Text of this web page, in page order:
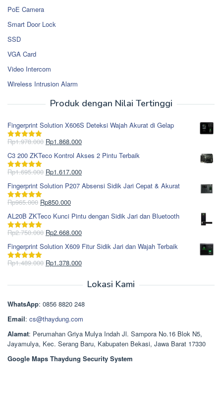
PoE Camera
Smart Door Lock
SSD
VGA Card
Video Intercom
Wireless Intrusion Alarm
Produk dengan Nilai Tertinggi
Fingerprint Solution X606S Deteksi Wajah Akurat di Gelap
Dinilai5.00
Rp1.978.000 Harga
aslinya
adalah:
Rp1.978.000.
Rp1.868.000Harga
saat
ini
adalah:
C3 200 ZKTeco Kontrol Akses 2 Pintu Terbaik
Dinilai5.00
Rp1.695.000 Harga
aslinya
adalah:
Rp1.695.000.
Rp1.617.000Harga
saat
ini
Fingerprint Solution P207 Absensi Sidik Jari Cepat & Akurat
Dinilai5.00
Rp965.000 Harga
aslinya
adalah:
Rp965.000.
Rp850.000Harga
saat
ini
adalah:
AL20B ZKTeco Kunci Pintu dengan Sidik Jari dan Bluetooth
Dinilai5.00
Rp2.750.000 Harga
aslinya
adalah:
Rp2.750.000.
Rp2.668.000Harga
saat
ini
adalah:
Fingerprint Solution X609 Fitur Sidik Jari dan Wajah Terbaik
Dinilai5.00
Rp1.489.000 Harga
Rp1.378.000Harga
Rp1.378.000.
Lokasi Kami
WhatsApp: 0856 8820 248
Email: cs@thaydung.com
Alamat: Perumahan Griya Mulya Indah Jl. Sampora No.16 Blok N5,
Jayamulya, Kec. Serang Baru, Kabupaten Bekasi, Jawa Barat 17330
Google Maps Thaydung Security System